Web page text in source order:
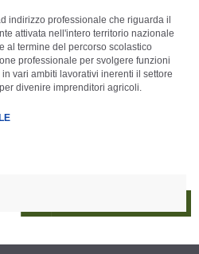
indirizzo professionale che riguarda il
attivata nell'intero territorio nazionale
al termine del percorso scolastico
professionale per svolgere funzioni
vari ambiti lavorativi inerenti il settore
divenire imprenditori agricoli.